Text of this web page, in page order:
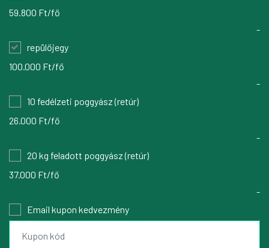
59.800 Ft/fő
-
repülőjegy
100.000 Ft/fő
-
10 fedélzeti poggyász (retúr)
26.000 Ft/fő
-
20 kg feladott poggyász (retúr)
37.000 Ft/fő
-
Email kupon kedvezmény